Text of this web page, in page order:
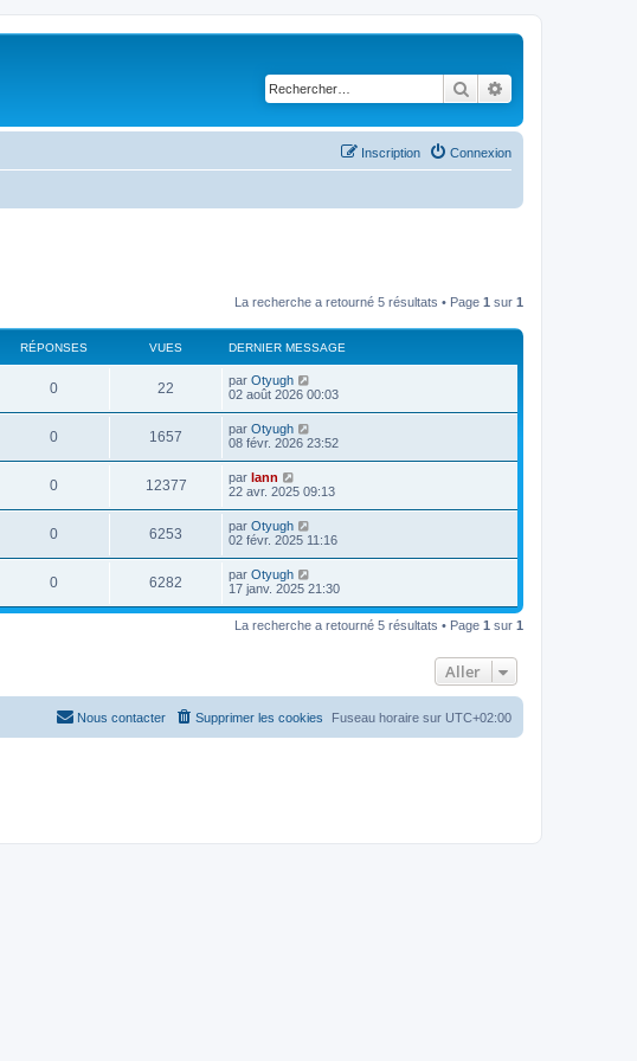
Rechercher
Connexion
Inscription
La recherche a retourné 5 résultats • Page 1 sur 1
RÉPONSES VUES DERNIER MESSAGE
0 22 par Otyugh
02 août 2026 00:03
0 1657 par Otyugh
08 févr. 2026 23:52
0 12377 par lann
22 avr. 2025 09:13
0 6253 par Otyugh
02 févr. 2025 11:16
0 6282 par Otyugh
17 janv. 2025 21:30
La recherche a retourné 5 résultats • Page 1 sur 1
Aller
Fuseau horaire sur UTC+02:00
Supprimer les cookies
Nous contacter